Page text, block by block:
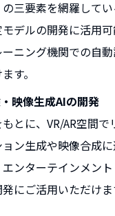
の三要素を網羅して
デルの開発に活用可
ニング機関での自
す。
映像生成AIの開発
とに、VR/AR空間
ン生成や映像合成に
ンターテインメン
にご活用いただけま